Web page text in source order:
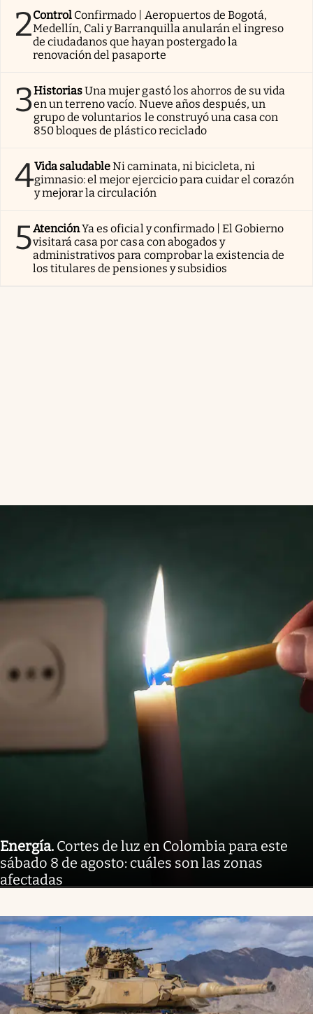
2Control Confirmado | Aeropuertos de Bogotá,
Medellín, Cali y Barranquilla anularán el ingreso
de ciudadanos que hayan postergado la
renovación del pasaporte
3HistoriasUna mujer gastó los ahorros de su vida
en un terreno vacío. Nueve años después, un
grupo de voluntarios le construyó una casa con
850 bloques de plástico reciclado
4Vida saludableNi caminata, ni bicicleta, ni
gimnasio: el mejor ejercicio para cuidar el corazón
y mejorar la circulación
5AtenciónYa es oficial y confirmado | El Gobierno
visitará casa por casa con abogados y
administrativos para comprobar la existencia de
los titulares de pensiones y subsidios
Energía. Cortes de luz en Colombia para este
sábado 8 de agosto: cuáles son las zonas
afectadas